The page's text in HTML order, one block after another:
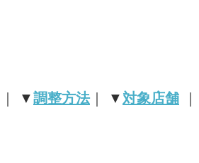
｜ ▼調整方法｜ ▼ 対象店舗